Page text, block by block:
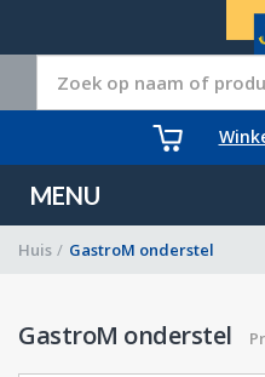
MENU
Huis / GastroM onderstel
GastroM onderstel